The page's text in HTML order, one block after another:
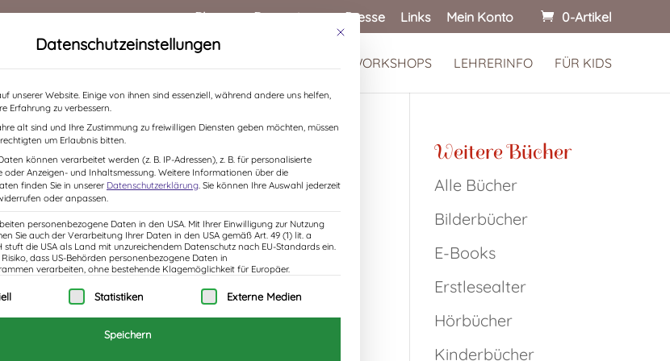
Blog Rezensionen Presse Links Mein Konto 0-Artikel
LESUNGEN / KINDERWORKSHOPS LEHRERINFO FÜR KIDS
dass meine Tochter vor hatte, für ein ganzes
ist sie also weg. Die Tage vor ihrem Abflug,
Verlassen des heimatlichen Nestes sind
dass Loslassen bis ins Herz weh tut. Obwohl
Weitere Bücher
Alle Bücher
Bilderbücher
E-Books
Erstlesealter
Hörbücher
Kinderbücher
Mit diesem Button wird der Dialog geschlossen. Seine Funktionalität ist identisch
Datenschutzeinstellungen
unserer Website. Einige von ihnen sind essenziell, während andere uns helfen,
Erfahrung zu verbessern.
alt sind und Ihre Zustimmung zu freiwilligen Diensten geben möchten, müssen
um Erlaubnis bitten.
können verarbeitet werden (z. B. IP-Adressen), z. B. für personalisierte
oder Anzeigen- und Inhaltsmessung. Weitere Informationen über die
finden Sie in unserer Datenschutzerklärung. Sie können Ihre Auswahl jederzeit
oder anpassen.
personenbezogene Daten in den USA. Mit Ihrer Einwilligung zur Nutzung
Sie auch der Verarbeitung Ihrer Daten in den USA gemäß Art. 49 (1) lit. a
stuft die USA als Land mit unzureichendem Datenschutz nach EU-Standards ein.
dass US-Behörden personenbezogene Daten in
verarbeiten, ohne bestehende Klagemöglichkeit für Europäer.
Liste der Service-Gruppen, für die eine Einwilligung erteilt werden kann. Die erste
Statistiken Externe Medien
Speichern